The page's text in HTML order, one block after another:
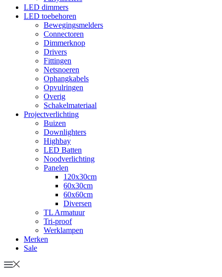
LED dimmers
LED toebehoren
Bewegingsmelders
Connectoren
Dimmerknop
Drivers
Fittingen
Netsnoeren
Ophangkabels
Opvulringen
Overig
Schakelmateriaal
Projectverlichting
Buizen
Downlighters
Highbay
LED Batten
Noodverlichting
Panelen
120x30cm
60x30cm
60x60cm
Diversen
TL Armatuur
Tri-proof
Werklampen
Merken
Sale